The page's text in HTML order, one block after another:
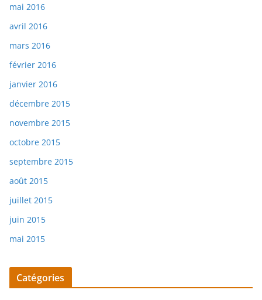
mai 2016
avril 2016
mars 2016
février 2016
janvier 2016
décembre 2015
novembre 2015
octobre 2015
septembre 2015
août 2015
juillet 2015
juin 2015
mai 2015
Catégories